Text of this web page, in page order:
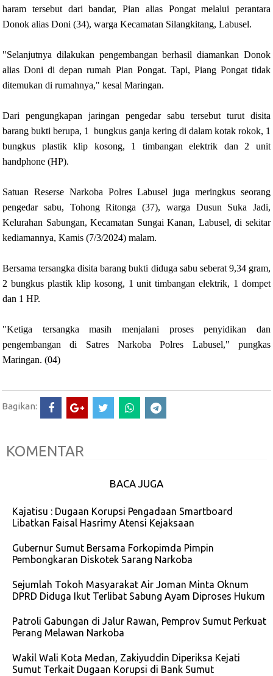
haram tersebut dari bandar, Pian alias Pongat melalui perantara
Donok alias Doni (34), warga Kecamatan Silangkitang, Labusel.
"Selanjutnya dilakukan pengembangan berhasil diamankan Donok
alias Doni di depan rumah Pian Pongat. Tapi, Piang Pongat tidak
ditemukan di rumahnya," kesal Maringan.
Dari pengungkapan jaringan pengedar sabu tersebut turut disita
barang bukti berupa, 1 bungkus ganja kering di dalam kotak rokok, 1
bungkus plastik klip kosong, 1 timbangan elektrik dan 2 unit
handphone (HP).
Satuan Reserse Narkoba Polres Labusel juga meringkus seorang
pengedar sabu, Tohong Ritonga (37), warga Dusun Suka Jadi,
Kelurahan Sabungan, Kecamatan Sungai Kanan, Labusel, di sekitar
kediamannya, Kamis (7/3/2024) malam.
Bersama tersangka disita barang bukti diduga sabu seberat 9,34 gram,
2 bungkus plastik klip kosong, 1 unit timbangan elektrik, 1 dompet
dan 1 HP.
"Ketiga tersangka masih menjalani proses penyidikan dan
pengembangan di Satres Narkoba Polres Labusel," pungkas
Maringan. (04)
Bagikan:
KOMENTAR
BACA JUGA
Kajatisu : Dugaan Korupsi Pengadaan Smartboard
Libatkan Faisal Hasrimy Atensi Kejaksaan
Gubernur Sumut Bersama Forkopimda Pimpin
Pembongkaran Diskotek Sarang Narkoba
Sejumlah Tokoh Masyarakat Air Joman Minta Oknum
DPRD Diduga Ikut Terlibat Sabung Ayam Diproses Hukum
Patroli Gabungan di Jalur Rawan, Pemprov Sumut Perkuat
Perang Melawan Narkoba
Wakil Wali Kota Medan, Zakiyuddin Diperiksa Kejati
Sumut Terkait Dugaan Korupsi di Bank Sumut